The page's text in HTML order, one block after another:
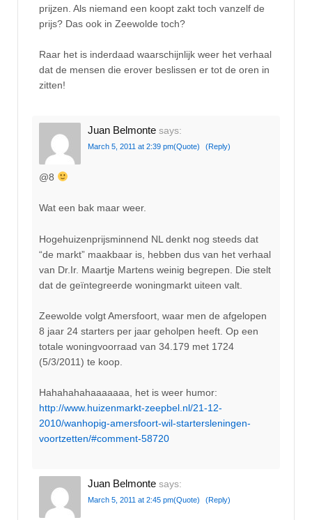
prijzen. Als niemand een koopt zakt toch vanzelf de
prijs? Das ook in Zeewolde toch?
Raar het is inderdaad waarschijnlijk weer het verhaal
dat de mensen die erover beslissen er tot de oren in
zitten!
Juan Belmonte says:
March 5, 2011 at 2:39 pm(Quote) (Reply)
@8
Wat een bak maar weer.
Hogehuizenprijsminnend NL denkt nog steeds dat
“de markt” maakbaar is, hebben dus van het verhaal
van Dr.Ir. Maartje Martens weinig begrepen. Die stelt
dat de geïntegreerde woningmarkt uiteen valt.
Zeewolde volgt Amersfoort, waar men de afgelopen
8 jaar 24 starters per jaar geholpen heeft. Op een
totale woningvoorraad van 34.179 met 1724
(5/3/2011) te koop.
Hahahahahaaaaaaa, het is weer humor:
http://www.huizenmarkt-zeepbel.nl/21-12-
2010/wanhopig-amersfoort-wil-startersleningen-
voortzetten/#comment-58720
Juan Belmonte says:
March 5, 2011 at 2:45 pm(Quote) (Reply)